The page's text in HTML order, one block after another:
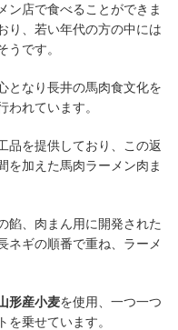
ン店で食べることができま
り、若い年代の方の中には
うです。
となり長井の馬肉食文化を
れています。
品を提供しており、この返
を加えた馬肉ラーメン肉ま
餡、肉まん用に開発された
ネギの順番で重ね、ラーメ
形産小麦を使用、一つ一つ
を乗せています。